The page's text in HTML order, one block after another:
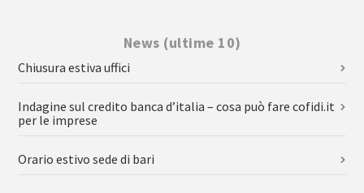
News (ultime 10)
Chiusura estiva uffici
Indagine sul credito banca d’italia – cosa può fare cofidi.it
per le imprese
Orario estivo sede di bari